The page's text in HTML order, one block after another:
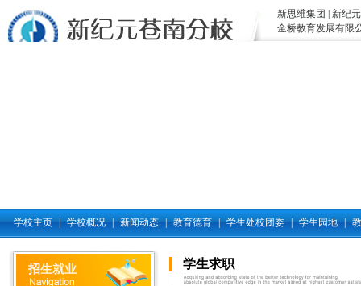
新思维集团
新纪
金桥教育发展有限
学校主页 | 学校概况 | 新闻动态 | 教育德育 | 学生处校团委 | 学生园地 |
招生就业 学生求职